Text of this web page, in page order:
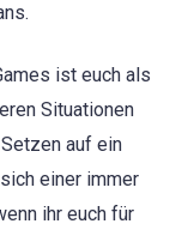
ist euch als
Situationen
auf ein
einer immer
ihr euch für